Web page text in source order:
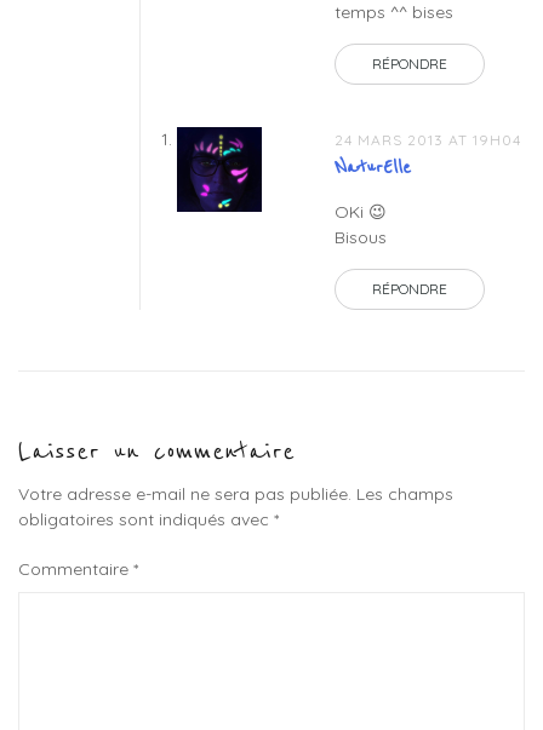
temps ^^ bises
RÉPONDRE
24 MARS 2013 AT 19H04
NaturElle
OKi 😉
Bisous
RÉPONDRE
Laisser un commentaire
Votre adresse e-mail ne sera pas publiée. Les champs
obligatoires sont indiqués avec *
Commentaire *